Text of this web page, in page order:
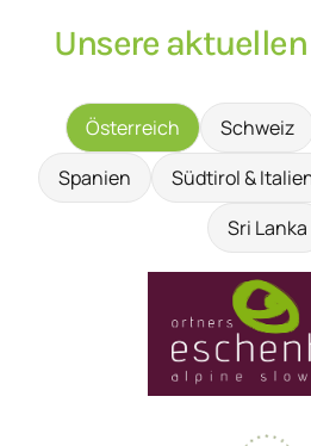
Unsere
Österreich Schweiz
Spanien
Südtirol &
Sri Lanka